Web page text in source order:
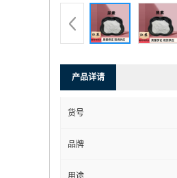
产品详请
货号
品牌
用途